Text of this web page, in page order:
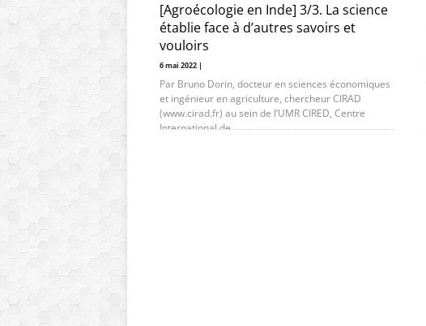
[Agroécologie en Inde] 3/3. La science
établie face à d’autres savoirs et
vouloirs
6 mai 2022 |
Par Bruno Dorin, docteur en sciences économiques
et ingénieur en agriculture, chercheur CIRAD
(www.cirad.fr) au sein de l’UMR CIRED, Centre
International de